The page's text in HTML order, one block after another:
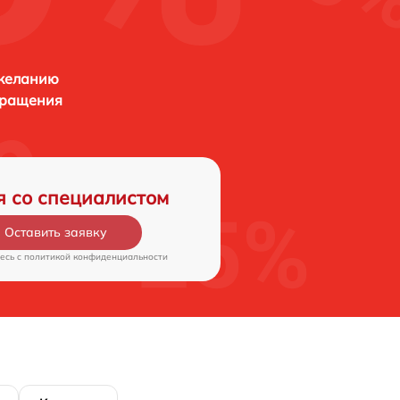
со специалистом
Оставить заявку
c политикой конфиденциальности